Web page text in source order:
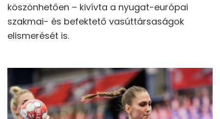
köszönhetően – kivívta a nyugat-európai
szakmai- és befektető vasúttársaságok
elismerését is.